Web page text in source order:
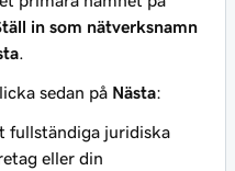
in som nätverksnamn
sedan på Nästa:
fullständiga juridiska
eller din